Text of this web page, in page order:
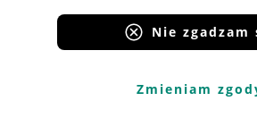
Nie zgadzam
Zmieniam
Korzystanie z serwisu oznacza